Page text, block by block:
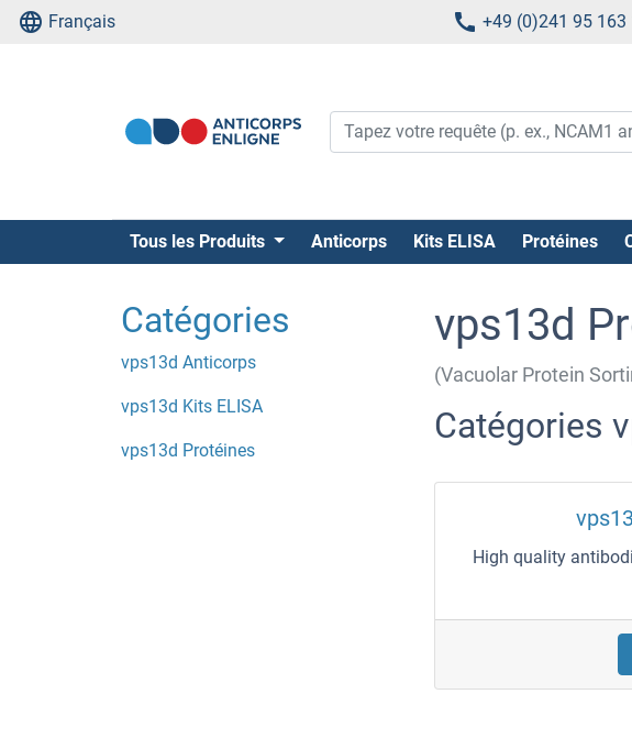
Français +49 (0)241 95 163
Tous les Produits Anticorps Kits ELISA Protéines
Catégories
vps13d Anticorps
vps13d Kits ELISA
vps13d Protéines
vps13d
(Vacuolar Protein
Catégories
High quality